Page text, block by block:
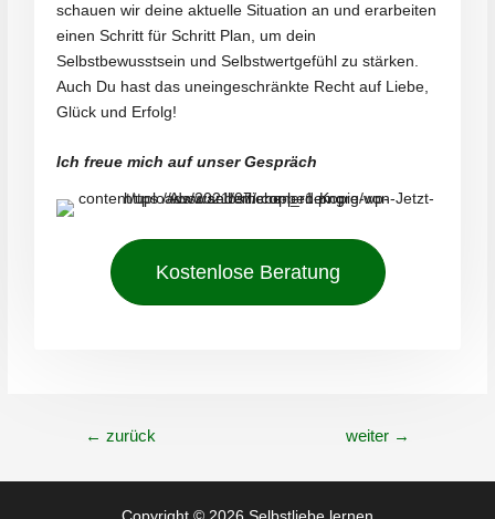
schauen wir deine aktuelle Situation an und erarbeiten
einen Schritt für Schritt Plan, um dein
Selbstbewusstsein und Selbstwertgefühl zu stärken.
Auch Du hast das uneingeschränkte Recht auf Liebe,
Glück und Erfolg!
Ich freue mich auf unser Gespräch
Kostenlose Beratung
← zurück weiter →